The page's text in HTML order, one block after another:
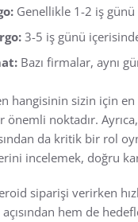
Genellikle 1-2 iş
3-5 iş günü
Bazı firmalar, aynı
hangisinin sizin için
önemli noktadır. Ayrıca,
da kritik bir rol
incelemek, doğru
siparişi verirken
hem de